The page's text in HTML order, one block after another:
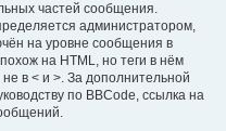
частей сообщения.
администратором,
на уровне сообщения в
на HTML, но теги в нём
в < и >. За дополнительной
по BBCode, ссылка на